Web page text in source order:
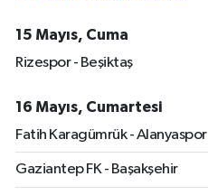
15 Mayıs, Cuma
Rizespor - Beşiktaş
16 Mayıs, Cumartesi
Fatih Karagümrük - Alanyaspor
Gaziantep FK - Başakşehir